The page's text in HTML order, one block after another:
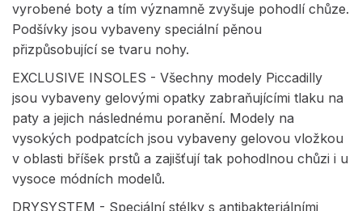
vyrobené boty a tím významně zvyšuje pohodlí chůze.
Podšívky jsou vybaveny speciální pěnou
přizpůsobující se tvaru nohy.
EXCLUSIVE INSOLES - Všechny modely Piccadilly
jsou vybaveny gelovými opatky zabraňujícími tlaku na
paty a jejich následnému poranění. Modely na
vysokých podpatcích jsou vybaveny gelovou vložkou
v oblasti bříšek prstů a zajišťují tak pohodlnou chůzi i u
vysoce módních modelů.
DRYSYSTEM - Speciální stélky s antibakteriálními